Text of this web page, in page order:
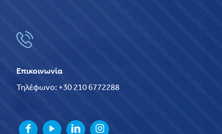
Επικοινωνία
Τηλέφωνο: +30 210 6772288